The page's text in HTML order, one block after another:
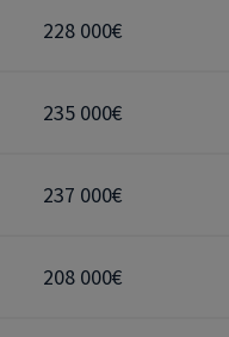
228 000€
235 000€
237 000€
208 000€